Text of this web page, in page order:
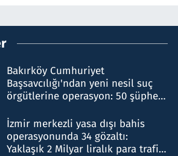
Bakırköy Cumhuriyet
Başsavcılığı'ndan yeni nesil suç
örgütlerine operasyon: 50 şüpheli
İzmir merkezli yasa dışı bahis
operasyonunda 34 gözaltı:
Yaklaşık 2 Milyar liralık para trafiği